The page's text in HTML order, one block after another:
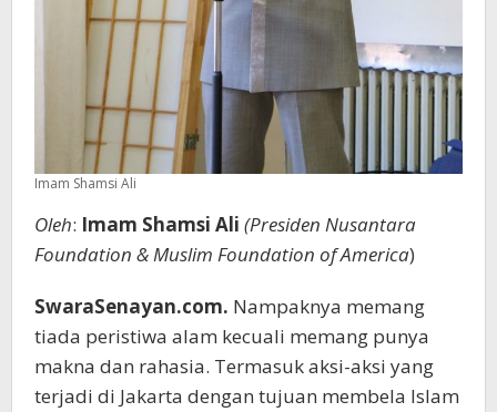
Imam Shamsi Ali
Oleh: Imam Shamsi Ali (Presiden Nusantara
Foundation & Muslim Foundation of America)
SwaraSenayan.com. Nampaknya memang
tiada peristiwa alam kecuali memang punya
makna dan rahasia. Termasuk aksi-aksi yang
terjadi di Jakarta dengan tujuan membela Islam